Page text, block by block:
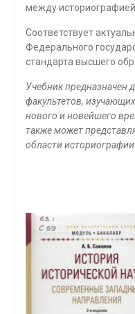
между
Соответствует
Федерального
стандарта высшего
Учебник предназначен
факультетов,
нового и новейшего
также может
области